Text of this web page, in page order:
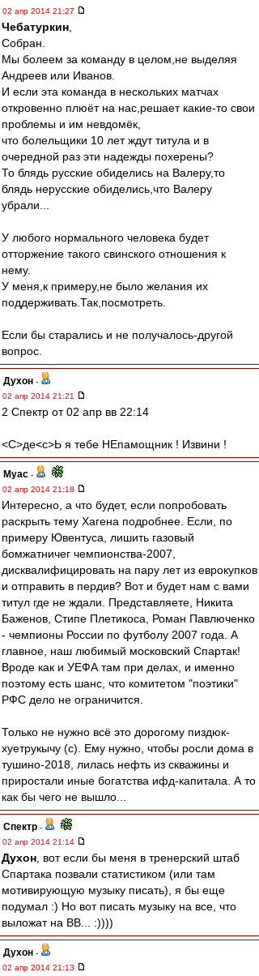
02 апр 2014 21:27
Чебатуркин
Собран.
Мы болеем за команду в целом,не выделяя
Андреев или Иванов.
И если эта команда в нескольких матчах
откровенно плюёт на нас,решает какие-то свои
проблемы и им невдомёк,
что болельщики 10 лет ждут титула и в
очередной раз эти надежды похерены?
То блядь русские обиделись на Валеру,то
блядь нерусские обиделись,что Валеру
убрали...
У любого нормального человека будет
отторжение такого свинского отношения к
нему.
У меня,к примеру,не было желания их
поддерживать.Так,посмотреть.
Если бы старались и не получалось-другой
вопрос.
Духон -
02 апр 2014 21:21
2 Спектр от 02 апр вв 22:14
<C>де<с>Ь я тебе НЕпамощник ! Извини !
Myac -
02 апр 2014 21:18
Интересно, а что будет, если попробовать
раскрыть тему Хагена подробнее. Если, по
примеру Ювентуса, лишить газовый
бомжатничег чемпионства-2007,
дисквалифицировать на пару лет из еврокупков
и отправить в пердив? Вот и будет нам с вами
титул где не ждали. Представляете, Никита
Баженов, Стипе Плетикоса, Роман Павлюченко
- чемпионы России по футболу 2007 года. А
главное, наш любимый московский Спартак!
Вроде как и УЕФА там при делах, и именно
поэтому есть шанс, что комитетом "поэтики"
РФС дело не ограничится.
Только не нужно всё это дорогому пиздюк-
хуетрукычу (с). Ему нужно, чтобы росли дома в
тушино-2018, лилась нефть из скважины и
приростали иные богатства ифд-капитала. А то
как бы чего не вышло...
Спектр -
02 апр 2014 21:14
Духон , вот если бы меня в тренерский штаб
Спартака позвали статистиком (или там
мотивирующую музыку писать), я бы еще
подумал :) Но вот писать музыку на все, что
выложат на ВВ... :))))
Духон -
02 апр 2014 21:13